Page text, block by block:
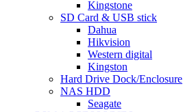
Kingstone
SD Card & USB stick
Dahua
Hikvision
Western digital
Kingston
Hard Drive Dock/Enclosure
NAS HDD
Seagate